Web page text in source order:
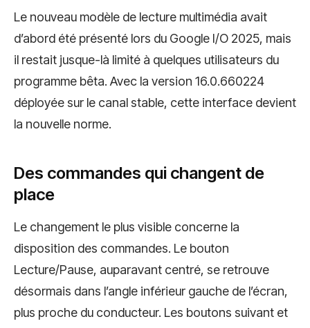
Le nouveau modèle de lecture multimédia avait
d’abord été présenté lors du Google I/O 2025, mais
il restait jusque-là limité à quelques utilisateurs du
programme bêta. Avec la version 16.0.660224
déployée sur le canal stable, cette interface devient
la nouvelle norme.
Des commandes qui changent de
place
Le changement le plus visible concerne la
disposition des commandes. Le bouton
Lecture/Pause, auparavant centré, se retrouve
désormais dans l’angle inférieur gauche de l’écran,
plus proche du conducteur. Les boutons suivant et